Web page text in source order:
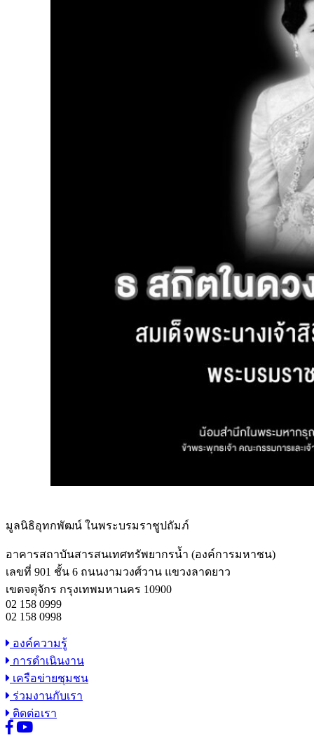
มูลนิธิอุทกพัฒน์ ในพระบรมราชูปถัมภ์
อาคารสถาบันสารสนเทศทรัพยากรน้ำ (องค์การมหาชน)
เลขที่ 901 ชั้น 6 ถนนงามวงศ์วาน แขวงลาดยาว
เขตจตุจักร กรุงเทพมหานคร 10900
02 158 0999
02 158 0998
องค์ความรู้
การดำเนินงาน
เครือข่ายชุมชน
ร่วมงานกับเรา
ติดต่อเรา